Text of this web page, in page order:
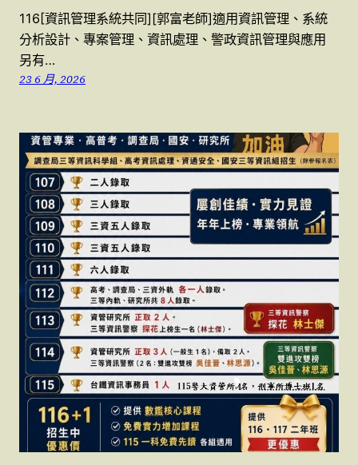
116[資訊管理系統共同][郭富老師]適用資訊管理、系統
分析設計、專案管理、資訊處理、警政資訊管理與應用
另有…
23 6 月, 2026